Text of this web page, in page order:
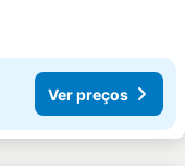
Ver preços